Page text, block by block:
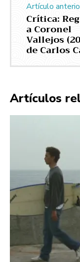
Artículo
Crítica:
a Coronel
Vallejos
de Carlos
Artículos